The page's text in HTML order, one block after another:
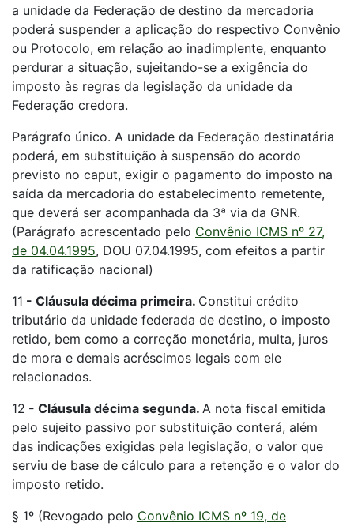
a unidade da Federação de destino da mercadoria
poderá suspender a aplicação do respectivo Convênio
ou Protocolo, em relação ao inadimplente, enquanto
perdurar a situação, sujeitando-se a exigência do
imposto às regras da legislação da unidade da
Federação credora.
Parágrafo único. A unidade da Federação destinatária
poderá, em substituição à suspensão do acordo
previsto no caput, exigir o pagamento do imposto na
saída da mercadoria do estabelecimento remetente,
que deverá ser acompanhada da 3ª via da GNR.
(Parágrafo acrescentado pelo Convênio ICMS nº 27,
de 04.04.1995, DOU 07.04.1995, com efeitos a partir
da ratificação nacional)
11 - Cláusula décima primeira. Constitui crédito
tributário da unidade federada de destino, o imposto
retido, bem como a correção monetária, multa, juros
de mora e demais acréscimos legais com ele
relacionados.
12 - Cláusula décima segunda. A nota fiscal emitida
pelo sujeito passivo por substituição conterá, além
das indicações exigidas pela legislação, o valor que
serviu de base de cálculo para a retenção e o valor do
imposto retido.
§ 1º (Revogado pelo Convênio ICMS nº 19, de